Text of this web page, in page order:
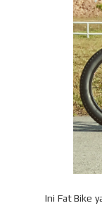
Ini Fat Bike